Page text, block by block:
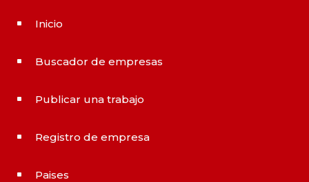
^ Inicio
^ Buscador de empresas
^ Publicar una trabajo
^ Registro de empresa
^ Paises